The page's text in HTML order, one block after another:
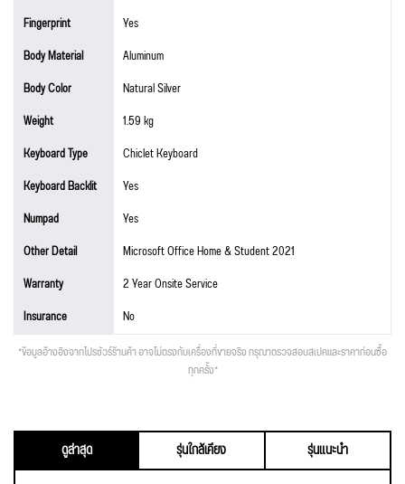
Fingerprint
Yes
Body Material
Aluminum
Body Color
Natural Silver
Weight
1.59 kg
Keyboard Type
Chiclet Keyboard
Keyboard Backlit
Yes
Numpad
Yes
Other Detail
Microsoft Office Home & Student 2021
Warranty
2 Year Onsite Service
Insurance
No
*ข้อมูลอ้างอิงจากโปรชัวร์ร้านค้า อาจไม่ตรงกับเครื่องที่ขายจริง กรุณาตรวจสอบสเปคและราคาก่อนซื้อ
ทุกครั้ง*
ดูล่าสุด รุ่นใกล้เคียง
รุ่นแนะนำ